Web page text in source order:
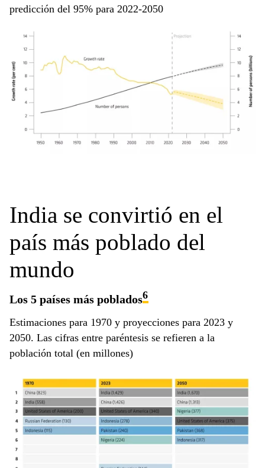
predicción del 95% para 2022-2050
India se convirtió en el
país más poblado del
mundo
Los 5 países más poblados6
Estimaciones para 1970 y proyecciones para 2023 y
2050. Las cifras entre paréntesis se refieren a la
población total (en millones)